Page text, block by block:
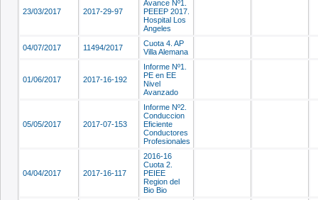
23/03/2017 2017-29-97
Avance Nº1.
PEEEP 2017.
Hospital Los
Angeles
04/07/2017 11494/2017
Cuota 4. AP
Villa Alemana
01/06/2017 2017-16-192
Informe Nº1.
PE en EE
Nivel
Avanzado
05/05/2017 2017-07-153
Informe Nº2.
Conduccion
Eficiente
Conductores
Profesionales
04/04/2017 2017-16-117
2016-16
Cuota 2.
PEIEE
Region del
Bio Bio